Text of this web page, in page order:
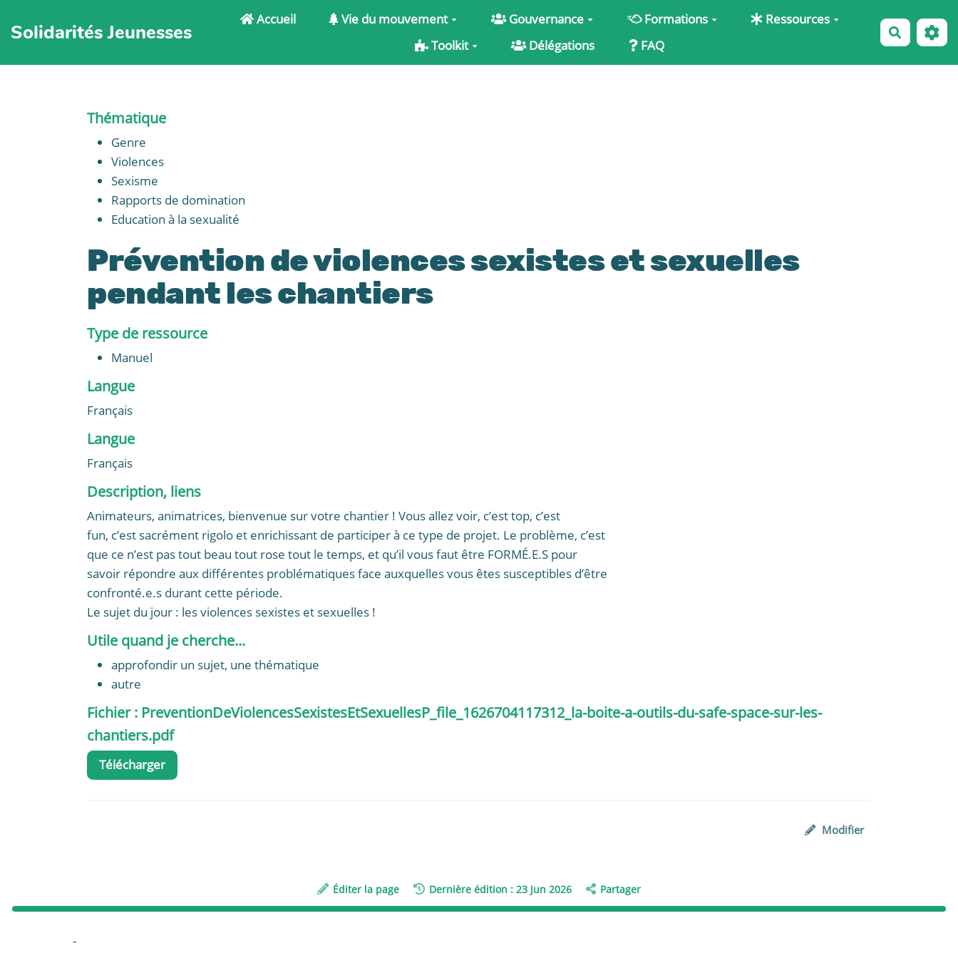
Solidarités Jeunesses
Accueil Vie du mouvement Gouvernance Formations
Ressources
Toolkit
Délégations FAQ
Thématique
Genre
Violences
Sexisme
Rapports de domination
Education à la sexualité
Prévention de violences sexistes et sexuelles
pendant les chantiers
Type de ressource
Manuel
Langue
Français
Langue
Français
Description, liens
Animateurs, animatrices, bienvenue sur votre chantier ! Vous allez voir, c’est top, c’est
fun, c’est sacrément rigolo et enrichissant de participer à ce type de projet. Le problème, c’est
que ce n’est pas tout beau tout rose tout le temps, et qu’il vous faut être FORMÉ.E.S pour
savoir répondre aux différentes problématiques face auxquelles vous êtes susceptibles d’être
confronté.e.s durant cette période.
Le sujet du jour : les violences sexistes et sexuelles !
Utile quand je cherche...
approfondir un sujet, une thématique
autre
Fichier : PreventionDeViolencesSexistesEtSexuellesP_file_1626704117312_la-boite-a-outils-du-safe-space-sur-les-
chantiers.pdf
Télécharger
Modifier
Éditer la page Dernière édition : 23 Jun 2026 Partager
-